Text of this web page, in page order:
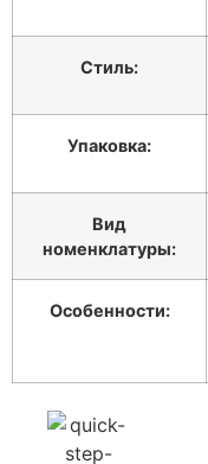
Стиль:
Упаковка:
Вид
номенклатуры:
Особенности: